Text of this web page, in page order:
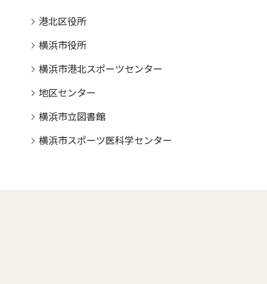
港北区役所
横浜市役所
横浜市港北スポーツセンター
地区センター
横浜市立図書館
横浜市スポーツ医科学センター